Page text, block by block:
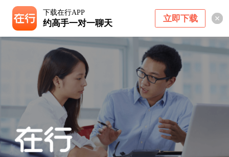
下载在行APP
约高手一对一聊天 立即下载